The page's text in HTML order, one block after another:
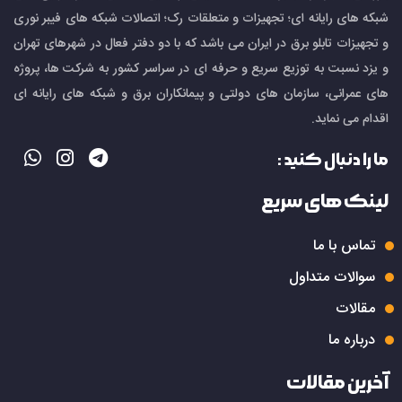
صنعتی با قفل عمودی، دسترسی غیرمجاز اپراتورها را
محدود می‌کنند و امنیت تجهیزات الکترونیکی را تضمین
می‌کنند.
• تابلوهای Outdoor: تابلوهای نصب شده در
محیط‌های باز نیاز به قفل مقاوم در برابر آب و گرد و
قرار نگیرد.
• تابلوهای بیمارستانی: برای تابلوهای برق اورژانسی،
قفل عمودی مانع از دسترسی غیرمجاز و خاموشی
ناخواسته تجهیزات حیاتی می‌شود.
2. رک شبکه
قفل عمودی چندنقطه‌ای امن می‌شوند و دسترسی افراد
شبکه های رایانه ای؛ تجهیزات و متعلقات رک؛ اتصالات شبکه های فیبر نوری
و تجهیزات تابلو برق در ایران می باشد که با دو دفتر فعال در شهرهای تهران
و یزد نسبت به توزیع سریع و حرفه ای در سراسر کشور به شرکت ها، پروژه
های عمرانی، سازمان های دولتی و پیمانکاران برق و شبکه های رایانه ای
اقدام می نماید.
ما را دنبال کنید :
لینک های سریع
تماس با ما
سوالات متداول
مقالات
درباره ما
آخرین مقالات